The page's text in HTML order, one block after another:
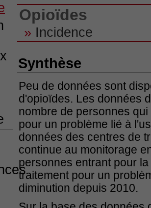
Opioïdes
» Incidence
Synthèse
Peu de données sont
d'opioïdes. Les données
nombre de personnes
pour un problème lié à
données des centres de
continue au monitorage
personnes entrant pour
traitement pour un
diminution depuis 2010.